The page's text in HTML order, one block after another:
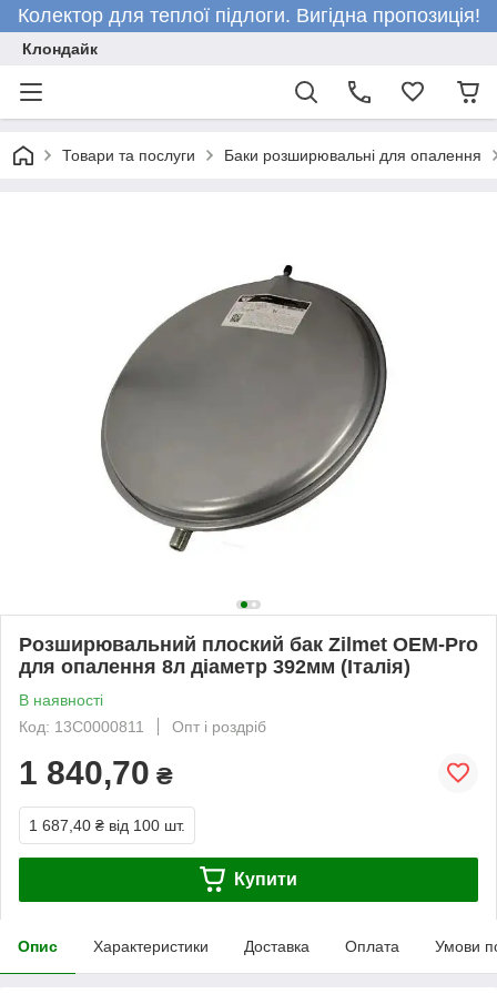
Колектор для теплої підлоги. Вигідна пропозиція!
Клондайк
Товари та послуги Баки розширювальні для опалення
Розширювальний плоский бак Zilmet OEM-Pro
для опалення 8л діаметр 392мм (Італія)
В наявності
Код: 13C0000811
Опт і роздріб
1 840,70 ₴
1 687,40 ₴ від 100 шт.
Купити
Опис Характеристики Доставка Оплата Умови